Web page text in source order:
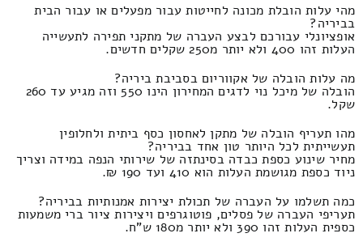
מהי עלות הובלת מכונה לחייטות עבור מפעלים או עבור הבית
בביריה?
אופציונלי עבורכם לבצע העברה של מתקני תפירה לתעשייה
העלות זהו 400 ולא יותר מ250 שקלים חדשים.
מה עלות הובלה של אקווריום בסביבת ביריה?
הובלה של מיכל נוי לדגים המחירון הינו 550 וזה מגיע עד 260
שקל.
מהו תעריף הובלה של מתקן לאחסון כסף ביתית ולחלופין
תעשייתית לכל היותר טון אחד בביריה?
מחיר שינוע כספת כבדה בסינתזה של שירותי הנפה במידה וצריך
ניוד כספת מגושמת העלות הוא 410 ועד 190 ₪.
כמה תשלמו על העברה של תכולת יצירות אמנותיות בביריה?
תעריפי העברה של פסלים, פוטוגרפים ויצירות ציור ברי משמעות
כספית העלות זהו 390 ולא יותר מ180 ש"ח.